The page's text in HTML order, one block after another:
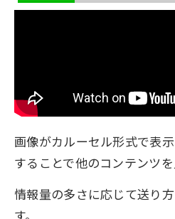
画像がカルーセル形式で表
することで他のコンテンツを
情報量の多さに応じて送り
す。